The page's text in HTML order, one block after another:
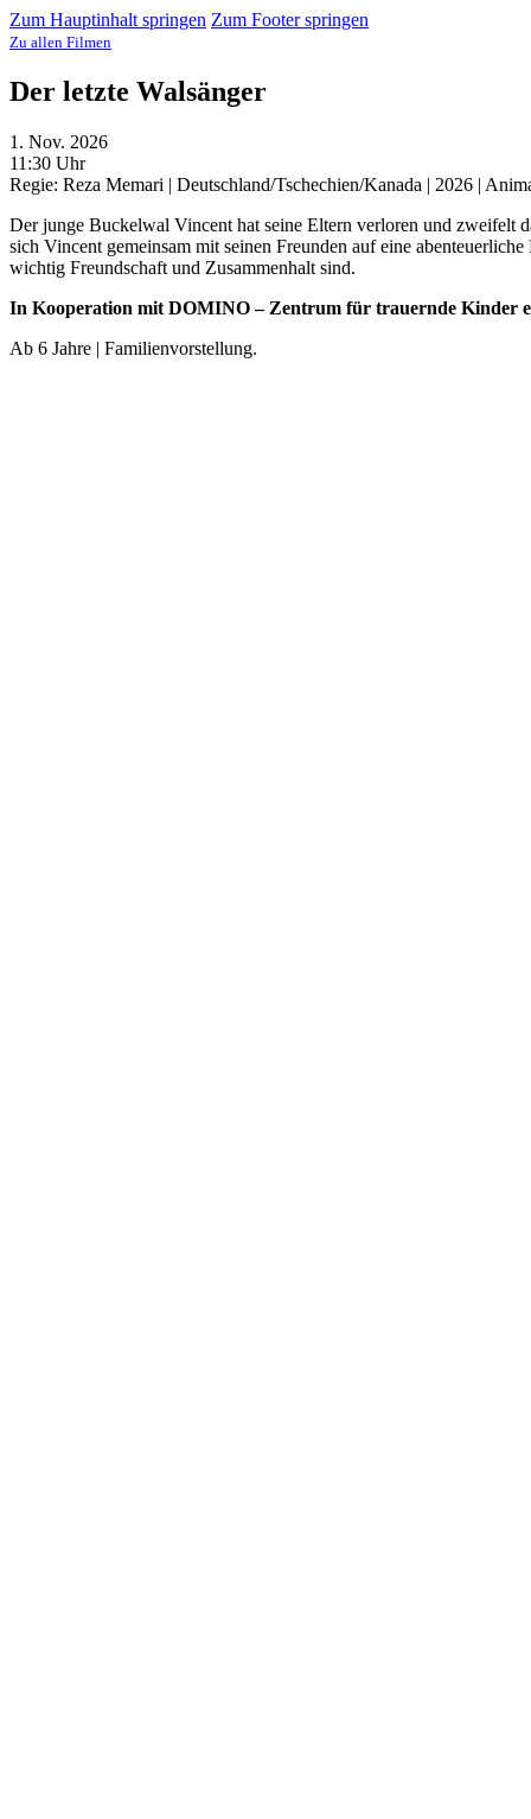
Zum Hauptinhalt springen Zum Footer springen
Zu allen Filmen
Der letzte Walsänger
1. Nov. 2026
11:30 Uhr
Regie: Reza Memari | Deutschland/Tschechien/Kanada | 2026 |
Der junge Buckelwal Vincent hat seine Eltern verloren und zweifelt
sich Vincent gemeinsam mit seinen Freunden auf eine
wichtig Freundschaft und Zusammenhalt sind.
In Kooperation mit DOMINO – Zentrum für trauernde Kinder
Ab 6 Jahre | Familienvorstellung.